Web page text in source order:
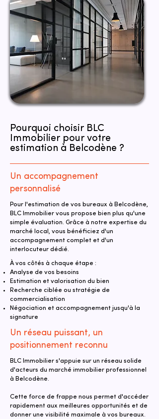
Pourquoi choisir BLC
Immobilier pour votre
estimation à Belcodène ?
Un accompagnement
personnalisé
Pour l'estimation de vos bureaux à Belcodène,
BLC Immobilier vous propose bien plus qu'une
simple évaluation. Grâce à notre expertise du
marché local, vous bénéficiez d'un
accompagnement complet et d'un
interlocuteur dédié.
À vos côtés à chaque étape :
Analyse de vos besoins
Estimation et valorisation du bien
Recherche ciblée ou stratégie de
commercialisation
Négociation et accompagnement jusqu'à la
signature
Un réseau puissant, un
positionnement reconnu
BLC Immobilier s'appuie sur un réseau solide
d'acteurs du marché immobilier professionnel
à Belcodène.
Cette force de frappe nous permet d'accéder
rapidement aux meilleures opportunités et de
donner une visibilité maximale à vos bureaux.